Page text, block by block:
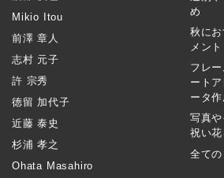
Mikio Itou
前澤 章人
志村 元子
許 宗秀
徳留 加代子
近藤 泰史
杉浦 孝之
Ohata Masahiro
め
秋に
メント
フレ
ート
ータ
写真
祝い
全て